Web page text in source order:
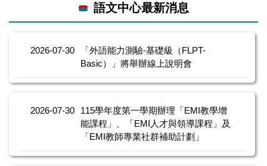
語文中心最新消息
2026-07-30
「外語能力測驗-基礎級（FLPT-
Basic）」將舉辦線上說明會
2026-07-30
115學年度第一學期辦理「EMI教學增
能課程」、「EMI人才與領導課程」及
「EMI教師專業社群補助計劃」